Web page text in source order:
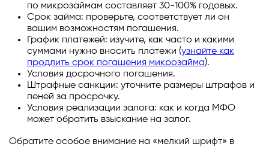
по микрозаймам составляет 30-100% годовых.
Срок займа: проверьте, соответствует ли он
вашим возможностям погашения.
График платежей: изучите, как часто и какими
суммами нужно вносить платежи (узнайте как
продлить срок погашения микрозайма).
Условия досрочного погашения.
Штрафные санкции: уточните размеры штрафов и
пеней за просрочку.
Условия реализации залога: как и когда МФО
может обратить взыскание на залог.
Обратите особое внимание на «мелкий шрифт» в